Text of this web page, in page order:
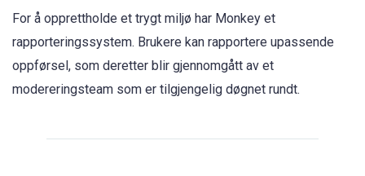
For å opprettholde et trygt miljø har Monkey et
rapporteringssystem. Brukere kan rapportere upassende
oppførsel, som deretter blir gjennomgått av et
modereringsteam som er tilgjengelig døgnet rundt.